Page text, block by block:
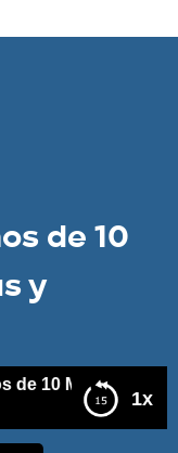
de 10
y
1x
Minutos):